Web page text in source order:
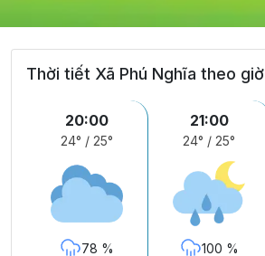
Thời tiết Xã Phú Nghĩa theo giờ
20:00
24° / 25°
78 %
21:00
24° / 25°
100 %